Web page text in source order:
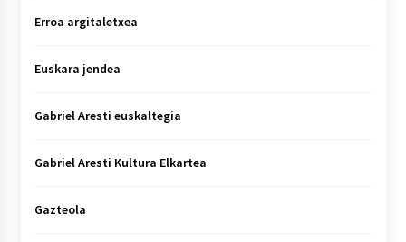
Erroa argitaletxea
Euskara jendea
Gabriel Aresti euskaltegia
Gabriel Aresti Kultura Elkartea
Gazteola